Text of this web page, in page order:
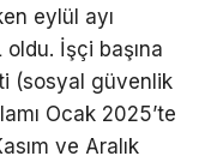
eylül ayı
İşçi başına
(sosyal güvenlik
Ocak 2025’te
ve Aralık